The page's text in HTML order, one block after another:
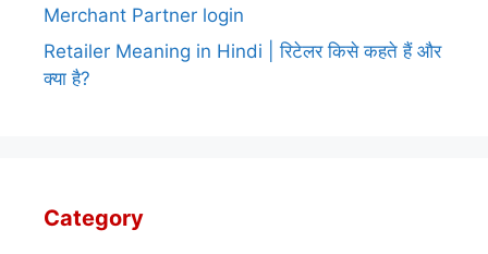
Merchant Partner login
Retailer Meaning in Hindi | रिटेलर किसे कहते हैं और
क्या है?
Category